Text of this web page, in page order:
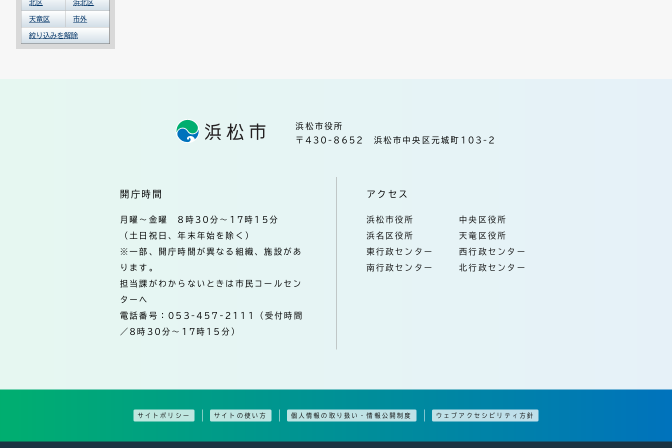
北区 浜北区
天竜区 市外
絞り込みを解除
浜松市役所
〒430-8652 浜松市中央区元城町103-2
開庁時間
月曜～金曜 8時30分～17時15分
（土日祝日、年末年始を除く）
※一部、開庁時間が異なる組織、施設があ
ります。
担当課がわからないときは市民コールセン
ターへ
電話番号：053-457-2111（受付時間
／8時30分～17時15分）
アクセス
浜松市役所
中央区役所
浜名区役所
天竜区役所
東行政センター
西行政センター
南行政センター
北行政センター
サイトポリシー サイトの使い方 個人情報の取り扱い・情報公開制度 ウェブアクセシビリティ方針